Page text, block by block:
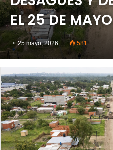
EL 25 DE MAYO
25 mayo, 2026 581